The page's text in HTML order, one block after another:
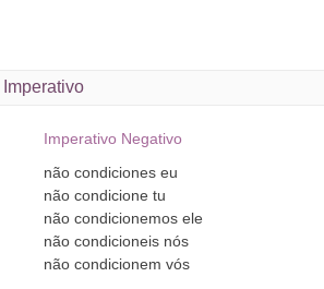
Imperativo
Imperativo Negativo
nãocondiciones eu
nãocondicione tu
nãocondicionemos ele
nãocondicioneis nós
nãocondicionem vós